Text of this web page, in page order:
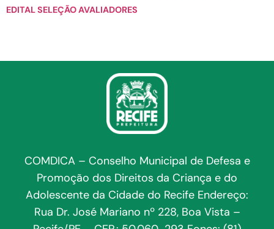
EDITAL SELEÇÃO AVALIADORES
COMDICA – Conselho Municipal de Defesa e
Promoção dos Direitos da Criança e do
Adolescente da Cidade do Recife Endereço:
Rua Dr. José Mariano nº 228, Boa Vista –